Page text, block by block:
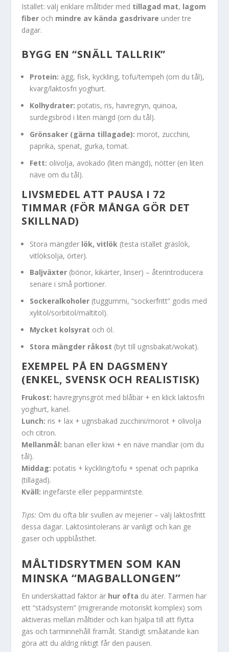
Istället: välj enklare måltider med tillagad mat, lagom
fiber och mindre av kända gasdrivare under tre
dagar.
BYGG EN “SNÄLL TALLRIK”
Protein: ägg, fisk, kyckling, tofu/tempeh (om du tål),
kvarg/laktosfri yoghurt.
Kolhydrater: potatis, ris, havregryn, quinoa,
surdegsbröd i liten mängd (om du tål).
Grönsaker (gärna tillagade): morot, zucchini,
paprika, spenat, gurka, tomat.
Fett: olivolja, avokado (liten mängd), nötter (en liten
näve om du tål).
LIVSMEDEL ATT PAUSA I 72
TIMMAR (FÖR MÅNGA GÖR DET
SKILLNAD)
Stora mängder lök, vitlök (testa istället gräslök,
vitlöksolja, örter).
Baljväxter (bönor, kikärter, linser) – återintroducera
senare i små portioner.
Sockeralkoholer (tuggummi, “sockerfritt” godis med
xylitol/sorbitol/maltitol).
Mycket kolsyrat och öl.
Stora mängder råkost (byt till ugnsbakat/wokat).
EXEMPEL PÅ EN DAGSMENY
(ENKEL, SVENSK OCH REALISTISK)
Frukost: havregrynsgröt med blåbär + en klick laktosfri
yoghurt, kanel.
Lunch: ris + lax + ugnsbakad zucchini/morot + olivolja
och citron.
Mellanmål: banan eller kiwi + en näve mandlar (om du
tål).
Middag: potatis + kyckling/tofu + spenat och paprika
(tillagad).
Kväll: ingefärste eller pepparmintste.
Tips: Om du ofta blir svullen av mejerier – välj laktosfritt
dessa dagar. Laktosintolerans är vanligt och kan ge
gaser och uppblåsthet.
MÅLTIDSRYTMEN SOM KAN
MINSKA “MAGBALLONGEN”
En underskattad faktor är hur ofta du äter. Tarmen har
ett “städsystem” (migrerande motoriskt komplex) som
aktiveras mellan måltider och kan hjälpa till att flytta
gas och tarminnehåll framåt. Ständigt småätande kan
göra att du aldrig riktigt får den pausen.